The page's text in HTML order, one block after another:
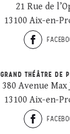
21 Rue de
13100 Aix-en-
GRAND THÉÂTRE DE
380 Avenue Max
13100 Aix-en-